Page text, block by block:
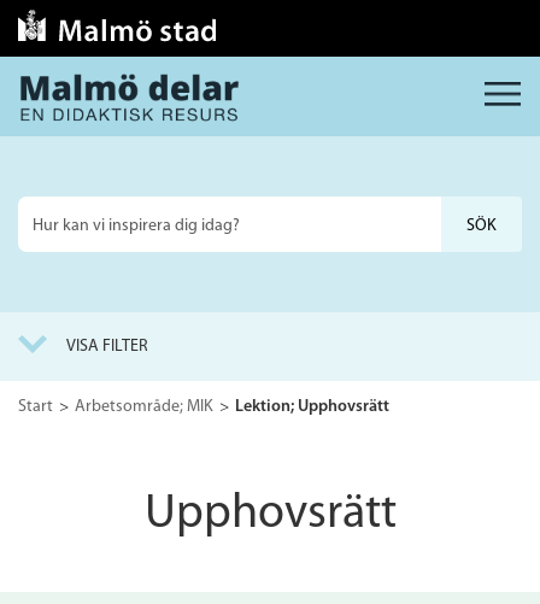
MENY
Sök
på
VISA FILTER
Start Arbetsområde; MIK Lektion; Upphovsrätt
Upphovsrätt